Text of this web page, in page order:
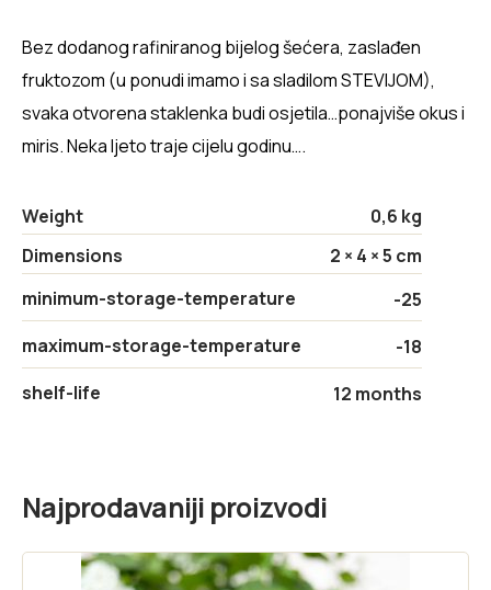
Bez dodanog rafiniranog bijelog šećera, zaslađen
fruktozom (u ponudi imamo i sa sladilom STEVIJOM),
svaka otvorena staklenka budi osjetila…ponajviše okus i
miris. Neka ljeto traje cijelu godinu….
Weight
0,6 kg
Dimensions
2 × 4 × 5 cm
minimum-storage-temperature
-25
maximum-storage-temperature
-18
shelf-life
12 months
Najprodavaniji proizvodi